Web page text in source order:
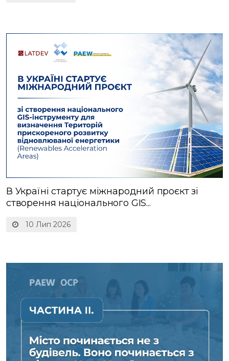
10 Лип 2026
В Україні стартує міжнародний проєкт зі
створення національного GIS...